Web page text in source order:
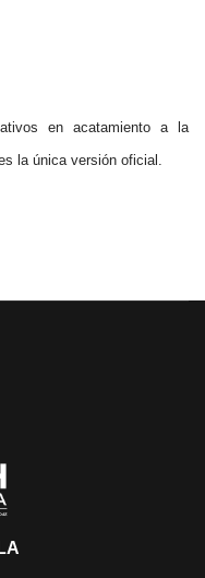
en acatamiento a la
la única versión oficial.